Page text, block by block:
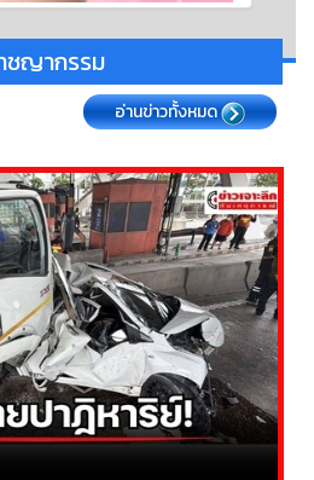
ชญากรรม
อ่านข่าวทั้งหมด